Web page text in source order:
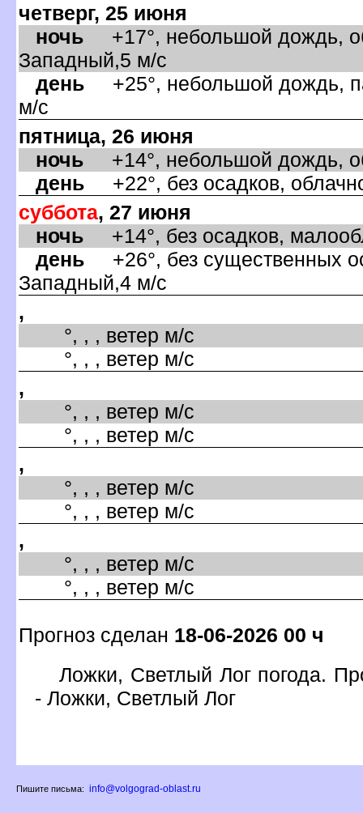
четверг, 25 июня
ночь +17°, небольшой дождь,
Западный,5 м/с
день +25°, небольшой дождь,
м/с
пятница, 26 июня
ночь +14°, небольшой дождь,
день +22°, без осадков,
суббота, 27 июня
ночь +14°, без осадков,
день +26°, без существенных
Западный,4 м/с
,
°, , , ветер м/с
°, , , ветер м/с
,
°, , , ветер м/с
°, , , ветер м/с
,
°, , , ветер м/с
°, , , ветер м/с
,
°, , , ветер м/с
°, , , ветер м/с
Прогноз сделан 18-06-2026 00 ч
Ложки, Светлый Лог погода.
- Ложки, Светлый Ло
Пишите письма: info@volgograd-oblast.ru